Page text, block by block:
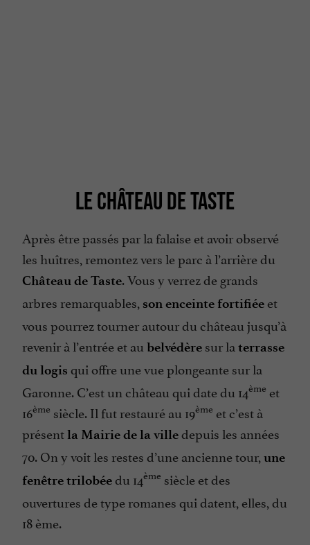
LE CHÂTEAU DE TASTE
Après être passés par la falaise et avoir observé
les huîtres, remontez vers le parc à l’arrière du
Château de Taste. Vous y verrez de grands
arbres remarquables, son enceinte fortifiée et
vous pourrez tourner autour du château jusqu’à
revenir à l’entrée et au belvédère sur la terrasse
du logis qui offre une vue plongeante sur la
Garonne. C’est un château qui date du 14ème et
16ème siècle. Il fut restauré au 19ème et c’est à
présentla Mairie de la villedepuis les années
70. On y voit les restes d’une ancienne tour, une
fenêtre trilobéedu 14ème siècle et des
ouvertures de type romanes qui datent, elles, du
18 ème.